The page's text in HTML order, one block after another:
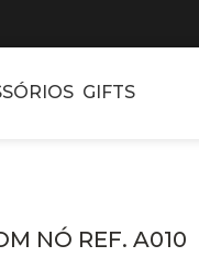
GIFTS
NÓ REF. A010